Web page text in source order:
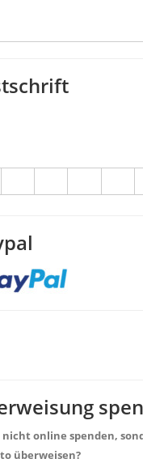
online spenden,
überweisen?